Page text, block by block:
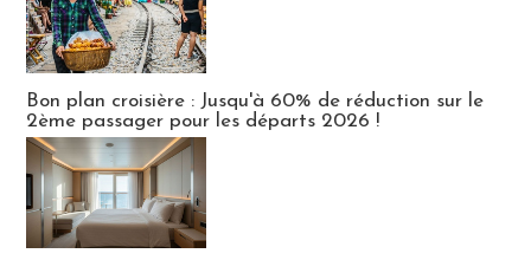
Bon plan croisière : Jusqu'à 60% de réduction sur le
2ème passager pour les départs 2026 !